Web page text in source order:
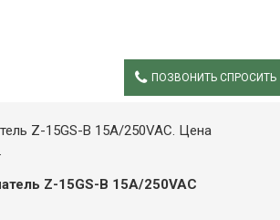
ПОЗВОНИТЬ СПРОСИТЬ
Z-15GS-B 15A/250VAC. Цена
Z-15GS-B 15A/250VAC